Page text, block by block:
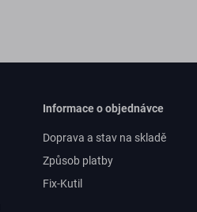
Informace o objednávce
Doprava a stav na skladě
Způsob platby
Fix-Kutil